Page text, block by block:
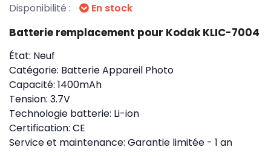
Disponibilité : En stock
Batterie remplacement pour Kodak KLIC-7004
État: Neuf
Catégorie: Batterie Appareil Photo
Capacité: 1400mAh
Tension: 3.7V
Technologie batterie: Li-ion
Certification: CE
Service et maintenance: Garantie limitée - 1 an